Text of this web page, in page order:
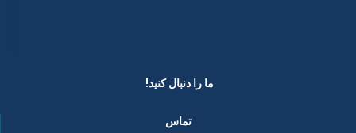
ما را دنبال کنید! ​
تماس